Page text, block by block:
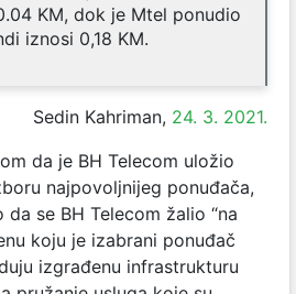
KM, dok je Mtel ponudio
iznosi 0,18 KM.
Sedin Kahriman, 24. 3. 2021.
da je BH Telecom uložio
najpovoljnijeg ponuđača,
da se BH Telecom žalio “na
koju je izabrani ponuđač
izgrađenu infrastrukturu